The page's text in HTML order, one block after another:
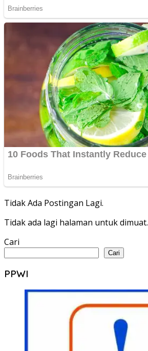
Tidak Ada Postingan Lagi.
Tidak ada lagi halaman untuk dimuat.
Cari
Cari
PPWI